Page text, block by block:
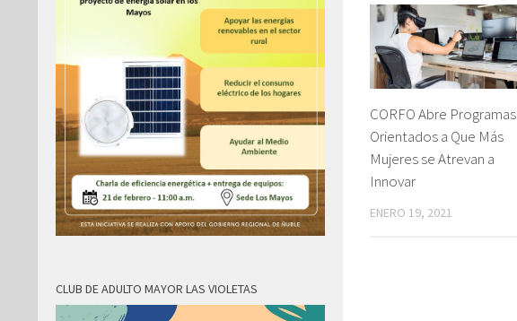
CORFO Abre Programas
Orientados a Que Más
Mujeres se Atrevan a
Innovar
ENERO 19, 2021
CLUB DE ADULTO MAYOR LAS VIOLETAS